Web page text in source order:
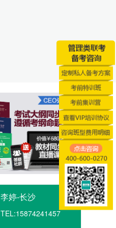
李婷-长沙
TEL:15874241457